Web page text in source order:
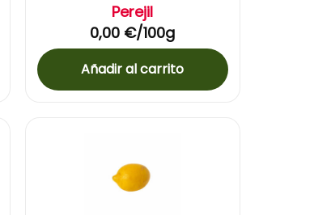
Perejil
0,00 €/100g
Añadir al carrito